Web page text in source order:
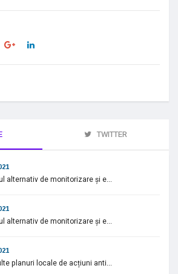
TWITTER
alternativ de monitorizare și e...
alternativ de monitorizare și e...
planuri locale de acțiuni anti...